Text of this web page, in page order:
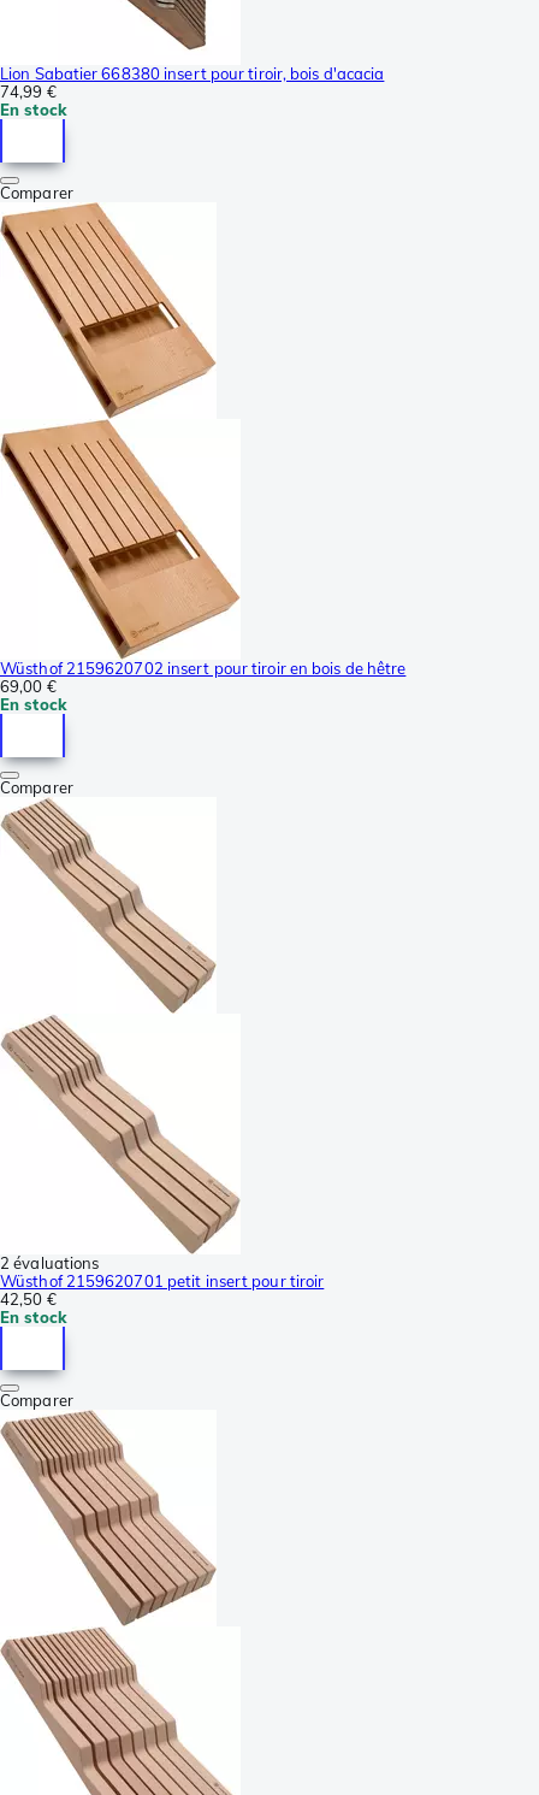
Lion Sabatier 668380 insert pour tiroir, bois d'acacia
74,99 €
En stock
Comparer
Wüsthof 2159620702 insert pour tiroir en bois de hêtre
69,00 €
En stock
Comparer
2 évaluations
Wüsthof 2159620701 petit insert pour tiroir
42,50 €
En stock
Comparer